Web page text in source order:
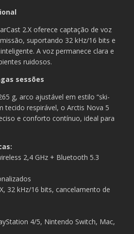
2.X oferece captação de voz
suportando 32 kHz/16 bits e
A voz permanece clara e
ruidosos.
sessões
g, arco ajustável em estilo “ski-
tecido respirável, o Arctis Nova 5
e conforto contínuo, ideal para
2,4 GHz + Bluetooth 5.3
32 kHz/16 bits, cancelamento de
4/5, Nintendo Switch, Mac,